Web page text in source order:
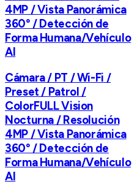
4MP / Vista Panorámica
360° / Detección de
Forma Humana/Vehículo
AI
Cámara / PT / Wi-Fi /
Preset / Patrol /
ColorFULL Vision
Nocturna / Resolución
4MP / Vista Panorámica
360° / Detección de
Forma Humana/Vehículo
AI